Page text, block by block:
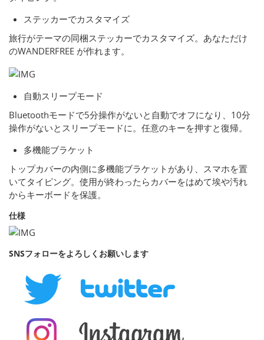
ステッカーでカスタマイズ
旅行がテーマの同梱ステッカーでカスタマイズ。あなただけ
のWANDERFREE が作れます。
自動スリープモード
Bluetoothモードで5分操作がないと自動でオフになり、10分
操作がないとスリープモードに。任意のキーを押すと復帰。
多機能ブラケット
トップカバーの内側に多機能ブラケットがあり、スマホを置
いてタイピング。使用が終わったらカバーをはめて埃や汚れ
からキーボードを保護。
仕様
SNSフォローをよろしくお願いします